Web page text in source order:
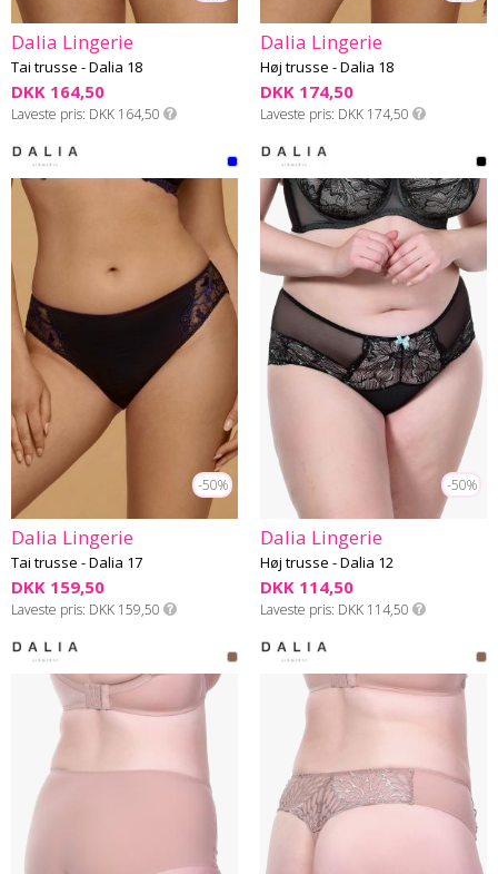
Dalia Lingerie
Tai trusse - Dalia 18
DKK 164,50
Laveste pris DKK 164,50
Dalia Lingerie
Høj trusse - Dalia 18
DKK 174,50
Laveste pris DKK 174,50
-50%
Dalia Lingerie
Tai trusse - Dalia 17
DKK 159,50
Laveste pris DKK 159,50
-50%
Dalia Lingerie
Høj trusse - Dalia 12
DKK 114,50
Laveste pris DKK 114,50